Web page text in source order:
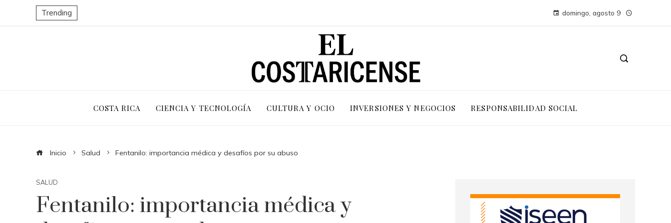
Trending domingo, agosto 9
COSTA RICA CIENCIA Y TECNOLOGÍA CULTURA Y OCIO INVERSIONES Y NEGOCIOS RESPONSABILIDAD SOCIAL
Inicio Salud Fentanilo: importancia médica y desafíos por su abuso
SALUD
Fentanilo: importancia médica y